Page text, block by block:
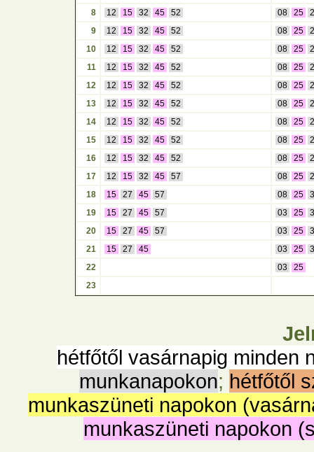
8
12 15 32 45 52 08 25
9
12 15 32 45 52 08 25
10
12 15 32 45 52 08 25
11
12 15 32 45 52 08 25
12
12 15 32 45 52 08 25
13
12 15 32 45 52 08 25
14
12 15 32 45 52 08 25
15
12 15 32 45 52 08 25
16
12 15 32 45 52 08 25
17
12 15 32 45 57 08 25
18
15 27 45 57 08 25
19
15 27 45 57 03 25
20
15 27 45 57 03 25
21
15 27 45 03 25
22
03
25
23
hétfőtől vasárnapig minden
munkanapokon; hétfőtől
munkaszüneti napokon
munkaszüneti napokon